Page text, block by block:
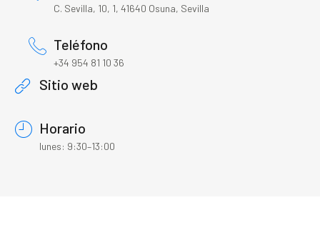
C. Sevilla, 10, 1, 41640 Osuna, Sevilla
Teléfono
+34 954 81 10 36
Sitio web
Horario
lunes: 9:30–13:00